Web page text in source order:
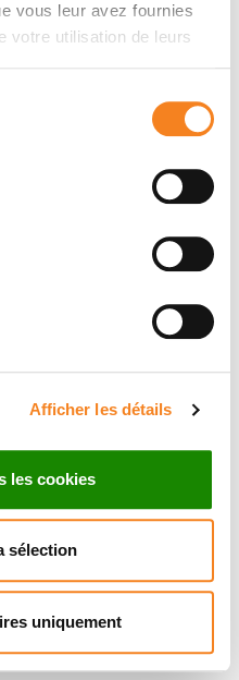
vous leur avez fournies
votre utilisation de leurs
Afficher les détails
les cookies
sélection
uniquement